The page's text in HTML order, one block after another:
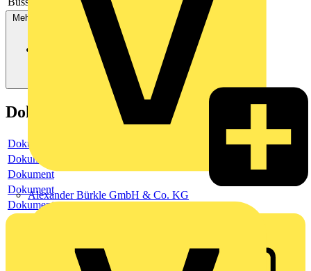
Alexander Bürkle GmbH & Co. KG
Mehr anzeigen
Dokumente
Dokument
Dokument
Dokument
Dokument
Dokument